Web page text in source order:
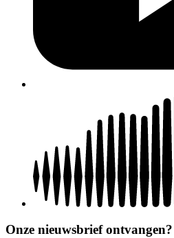
Onze nieuwsbrief ontvangen?